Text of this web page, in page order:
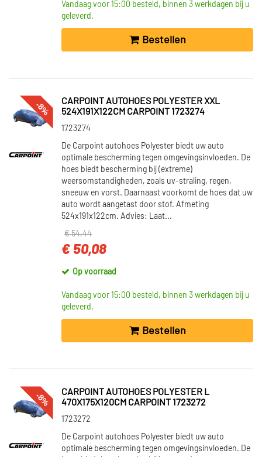
Vandaag voor 15:00 besteld, binnen 3 werkdagen bij u
geleverd.
Bestellen
-8%
CARPOINT AUTOHOES POLYESTER XXL
524X191X122CM CARPOINT 1723274
1723274
De Carpoint autohoes Polyester biedt uw auto
optimale bescherming tegen omgevingsinvloeden. De
hoes biedt bescherming bij (extreme)
weersomstandigheden, zoals uv-straling, regen,
sneeuw en vorst. Daarnaast voorkomt de hoes dat uw
auto wordt aangetast door stof. Afmeting
524x191x122cm. Advies: Laat...
€ 54,44
€ 50,08
Op voorraad
Vandaag voor 15:00 besteld, binnen 3 werkdagen bij u
geleverd.
Bestellen
-8%
CARPOINT AUTOHOES POLYESTER L
470X175X120CM CARPOINT 1723272
1723272
De Carpoint autohoes Polyester biedt uw auto
optimale bescherming tegen omgevingsinvloeden. De